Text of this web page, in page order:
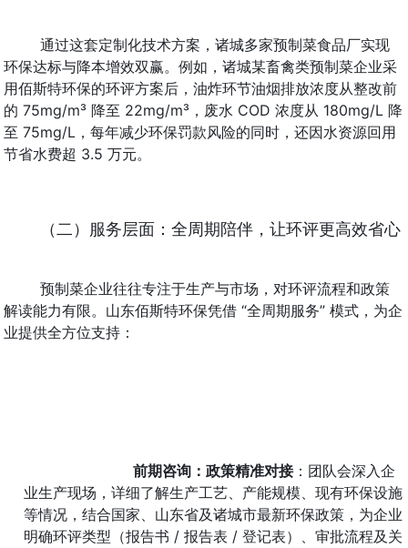
通过这套定制化技术方案，诸城多家预制菜食品厂实现
环保达标与降本增效双赢。例如，诸城某畜禽类预制菜企业采
用佰斯特环保的环评方案后，油炸环节油烟排放浓度从整改前
的 75mg/m³ 降至 22mg/m³，废水 COD 浓度从 180mg/L 降
至 75mg/L，每年减少环保罚款风险的同时，还因水资源回用
节省水费超 3.5 万元。
（二）服务层面：全周期陪伴，让环评更高效省心
预制菜企业往往专注于生产与市场，对环评流程和政策
解读能力有限。山东佰斯特环保凭借 “全周期服务” 模式，为企
业提供全方位支持：
前期咨询：政策精准对接：团队会深入企
业生产现场，详细了解生产工艺、产能规模、现有环保设施
等情况，结合国家、山东省及诸城市最新环保政策，为企业
明确环评类型（报告书 / 报告表 / 登记表）、审批流程及关